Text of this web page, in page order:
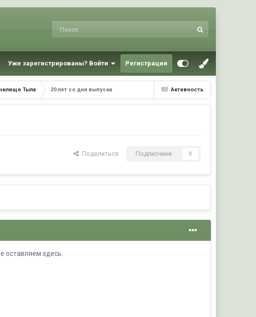
Уже зарегистрированы? Войти Регистрация
Активность
Тыла 20 лет со дня выпуска
Поделиться Подписчики 0
оставляем здесь.